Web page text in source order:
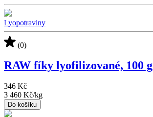
Lyopotraviny
(0)
RAW fíky lyofilizované, 100 g
346 Kč
3 460 Kč/kg
Do košíku